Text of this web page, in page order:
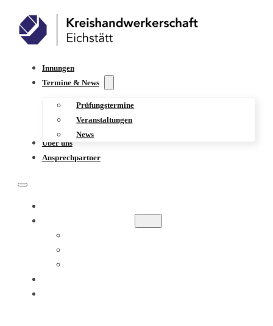
Innungen
Termine & News
Prüfungstermine
Veranstaltungen
News
Über uns
Ansprechpartner